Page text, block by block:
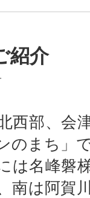
紹介
西部、会
のまち」
は名峰磐
南は阿賀